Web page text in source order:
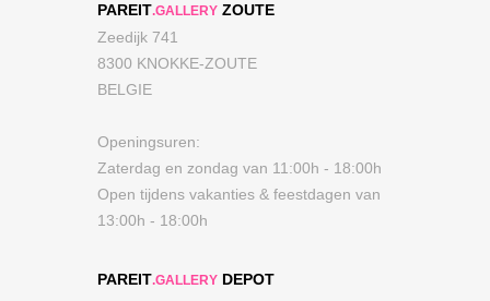
PAREIT.GALLERY ZOUTE
Zeedijk 741
8300 KNOKKE-ZOUTE
BELGIE
Openingsuren:
Zaterdag en zondag van 11:00h - 18:00h
Open tijdens vakanties & feestdagen van
13:00h - 18:00h
PAREIT.GALLERY DEPOT